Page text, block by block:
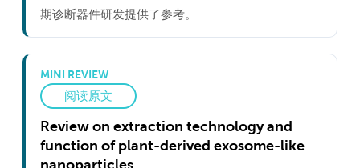
期诊断器件研发提供了参考。
MINI REVIEW
阅读原文
Review on extraction technology and
function of plant-derived exosome-like
nanoparticles